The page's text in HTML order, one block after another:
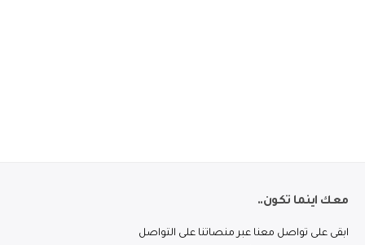
معك اينما تكون..
ابقى على تواصل معنا عبر منصاتنا على التواصل